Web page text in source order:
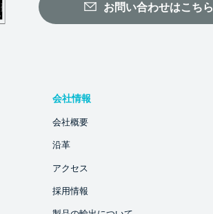
お問い合わせはこちら
会社情報
会社概要
沿革
アクセス
採用情報